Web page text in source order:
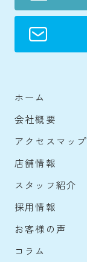
ホーム
会社概要
アクセスマップ
店舗情報
スタッフ紹介
採用情報
お客様の声
コラム